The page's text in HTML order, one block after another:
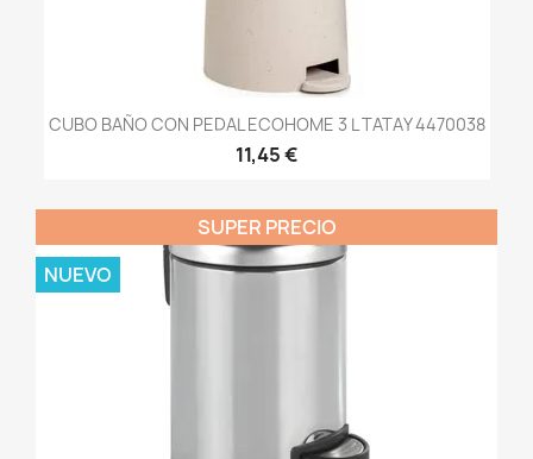
CUBO BAÑO CON PEDAL ECOHOME 3 L TATAY 4470038
11,45 €
SUPER PRECIO
NUEVO